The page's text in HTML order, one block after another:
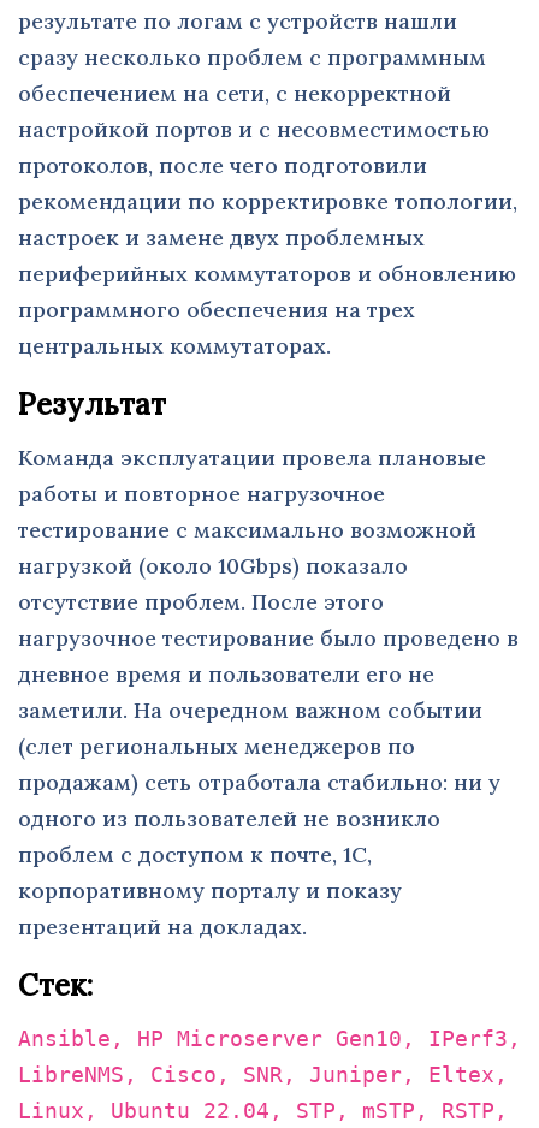
результате по логам с устройств нашли
сразу несколько проблем с программным
обеспечением на сети, с некорректной
настройкой портов и с несовместимостью
протоколов, после чего подготовили
рекомендации по корректировке топологии,
настроек и замене двух проблемных
периферийных коммутаторов и обновлению
программного обеспечения на трех
центральных коммутаторах.
Результат
Команда эксплуатации провела плановые
работы и повторное нагрузочное
тестирование с максимально возможной
нагрузкой (около 10Gbps) показало
отсутствие проблем. После этого
нагрузочное тестирование было проведено в
дневное время и пользователи его не
заметили. На очередном важном событии
(слет региональных менеджеров по
продажам) сеть отработала стабильно: ни у
одного из пользователей не возникло
проблем с доступом к почте, 1С,
корпоративному порталу и показу
презентаций на докладах.
Стек:
Ansible, HP Microserver Gen10, IPerf3,
LibreNMS, Cisco, SNR, Juniper, Eltex,
Linux, Ubuntu 22.04, STP, mSTP, RSTP,